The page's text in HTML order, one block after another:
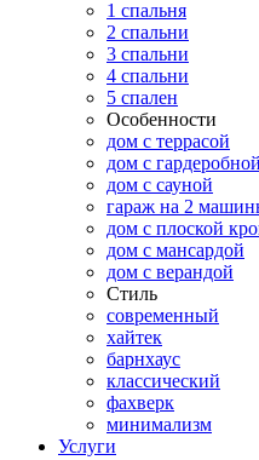
1 спальня
2 спальни
3 спальни
4 спальни
5 спален
Особенности
дом с террасой
дом с гардеробной
дом с сауной
гараж на 2
дом с плоской
дом с мансардой
дом с верандой
Стиль
современный
хайтек
барнхаус
классический
фахверк
минимализм
Услуги